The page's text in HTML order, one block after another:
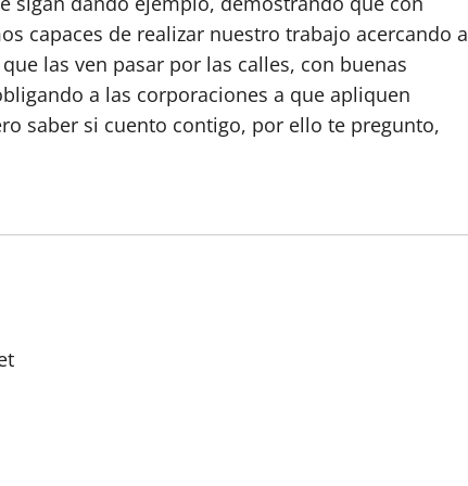
capaces de realizar nuestro trabajo acercando a
las ven pasar por las calles, con buenas
a las corporaciones a que apliquen
saber si cuento contigo, por ello te pregunto,